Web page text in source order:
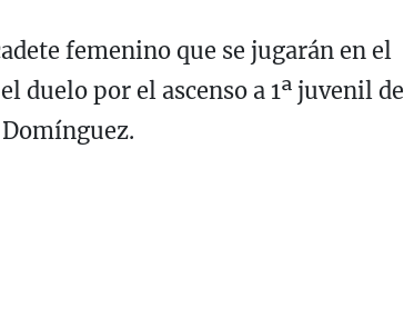
femenino que se jugarán en el
duelo por el ascenso a 1ª juvenil de